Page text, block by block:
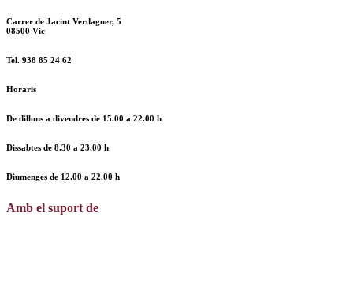
Carrer de Jacint Verdaguer, 5
08500 Vic
Tel. 938 85 24 62
Horaris
De dilluns a divendres de 15.00 a 22.00 h
Dissabtes de 8.30 a 23.00 h
Diumenges de 12.00 a 22.00 h
Amb el suport de